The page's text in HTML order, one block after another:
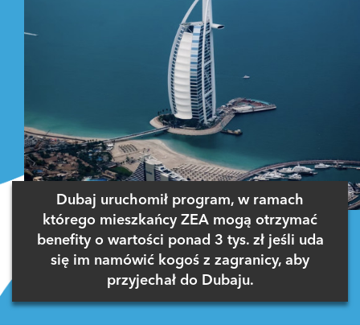
Dubaj uruchomił program, w ramach
którego mieszkańcy ZEA mogą otrzymać
benefity o wartości ponad 3 tys. zł jeśli uda
się im namówić kogoś z zagranicy, aby
przyjechał do Dubaju.